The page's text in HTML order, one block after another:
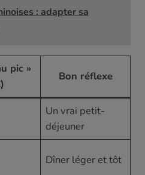
: adapter sa
pic »
Bon réflexe
Un vrai petit-
déjeuner
Dîner léger et tôt